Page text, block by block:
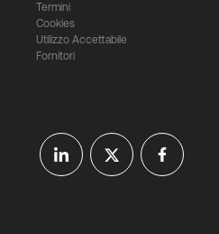
Termini
Cookies
Utilizzo Accettabile
Fornitori